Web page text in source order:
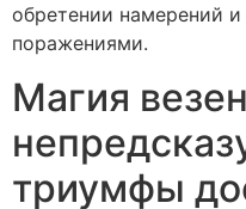
обретении намерений
поражениями.
Магия
триумфы